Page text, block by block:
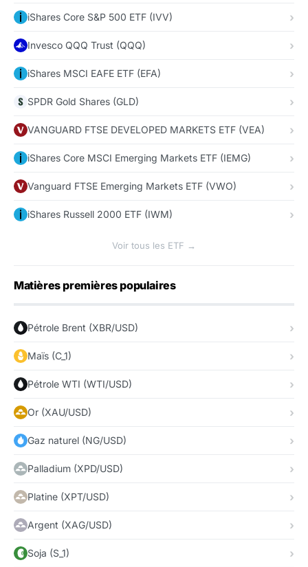
iShares Core S&P 500 ETF (IVV)
Invesco QQQ Trust (QQQ)
iShares MSCI EAFE ETF (EFA)
SPDR Gold Shares (GLD)
VANGUARD FTSE DEVELOPED MARKETS ETF (VEA)
iShares Core MSCI Emerging Markets ETF (IEMG)
Vanguard FTSE Emerging Markets ETF (VWO)
iShares Russell 2000 ETF (IWM)
Voir tous les ETF →
Matières premières populaires
Pétrole Brent (XBR/USD)
Maïs (C_1)
Pétrole WTI (WTI/USD)
Or (XAU/USD)
Gaz naturel (NG/USD)
Palladium (XPD/USD)
Platine (XPT/USD)
Argent (XAG/USD)
Soja (S_1)